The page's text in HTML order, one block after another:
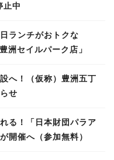
止中
ランチがおトクな
洲セイルパーク店」
へ！（仮称）豊洲五丁
せ
る！「日本財団パラア
開催へ（参加無料）